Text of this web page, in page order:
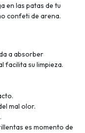
en las patas de tu
confeti de arena.
a absorber
facilita su limpieza.
mal olor.
es momento de